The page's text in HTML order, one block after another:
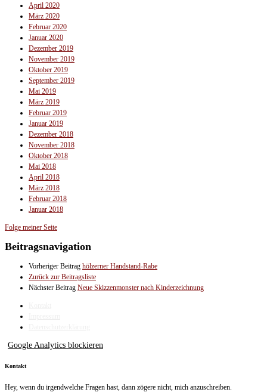
April 2020
März 2020
Februar 2020
Januar 2020
Dezember 2019
November 2019
Oktober 2019
September 2019
Mai 2019
März 2019
Februar 2019
Januar 2019
Dezember 2018
November 2018
Oktober 2018
Mai 2018
April 2018
März 2018
Februar 2018
Januar 2018
Folge meiner Seite
Beitragsnavigation
Vorheriger Beitrag hölzerner Handstand-Rabe
Zurück zur Beitragsliste
Nächster Beitrag Neue Skizzenmonster nach Kinderzeichnung
Google Analytics blockieren
Kontakt
Hey, wenn du irgendwelche Fragen hast, dann zögere nicht, mich anzuschreiben.